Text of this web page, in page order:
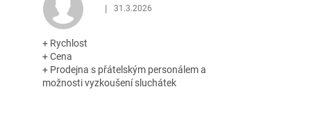
5 hvězdiček. Hodnocení obchodu je 5 z 5 hvězdiček.
| 31.3.2026
+ Rychlost
+ Cena
+ Prodejna s přátelským personálem a
možnosti vyzkoušení sluchátek